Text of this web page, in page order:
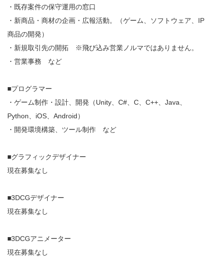
・既存案件の保守運用の窓口
・新商品・商材の企画・広報活動。（ゲーム、ソフトウェア、IP
商品の開発）
・新規取引先の開拓 ※飛び込み営業ノルマではありません。
・営業事務 など
■プログラマー
・ゲーム制作・設計、開発（Unity、C#、C、C++、Java、
Python、iOS、Android）
・開発環境構築、ツール制作 など
■グラフィックデザイナー
現在募集なし
■3DCGデザイナー
現在募集なし
■3DCGアニメーター
現在募集なし